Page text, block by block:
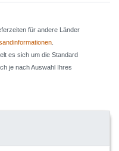
für andere Länder
es sich um die Standard
je nach Auswahl Ihres